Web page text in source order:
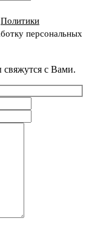
Политики
персональных
с Вами.